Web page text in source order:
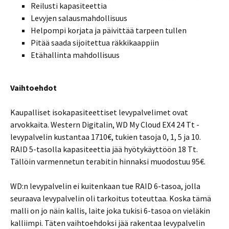
Reilusti kapasiteettia
Levyjen salausmahdollisuus
Helpompi korjata ja päivittää tarpeen tullen
Pitää saada sijoitettua räkkikaappiin
Etähallinta mahdollisuus
Vaihtoehdot
Kaupalliset isokapasiteettiset levypalvelimet ovat
arvokkaita. Western Digitalin, WD My Cloud EX4 24 Tt -
levypalvelin kustantaa 1710€, tukien tasoja 0, 1, 5 ja 10.
RAID 5-tasolla kapasiteettia jää hyötykäyttöön 18 Tt.
Tällöin varmennetun terabitin hinnaksi muodostuu 95€.
WD:n levypalvelin ei kuitenkaan tue RAID 6-tasoa, jolla
seuraava levypalvelin oli tarkoitus toteuttaa. Koska tämä
malli on jo näin kallis, laite joka tukisi 6-tasoa on vieläkin
kalliimpi. Täten vaihtoehdoksi jää rakentaa levypalvelin